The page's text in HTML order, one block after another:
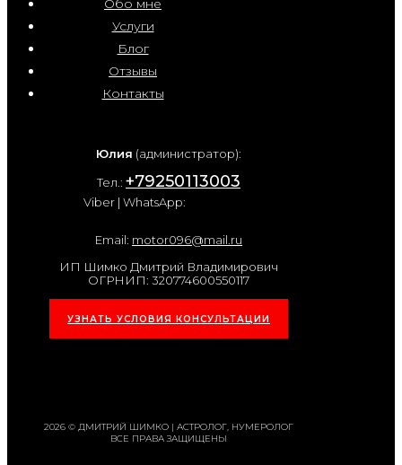
Обо мне
Услуги
Блог
Отзывы
Контакты
Юлия (администратор):
Тел.: +79250113003
Viber | WhatsApp:
Email: motor096@mail.ru
ИП Шимко Дмитрий Владимирович
ОГРНИП: 320774600550117
УЗНАТЬ УСЛОВИЯ КОНСУЛЬТАЦИИ
2026 © ДМИТРИЙ ШИМКО | АСТРОЛОГ, НУМЕРОЛОГ
ВСЕ ПРАВА ЗАЩИЩЕНЫ